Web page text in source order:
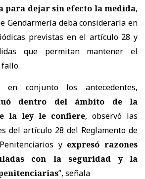
para dejar sin efecto la medida,
Gendarmería deba considerarla en
previstas en el artículo 28 y
que permitan mantener el
en conjunto los antecedentes,
dentro del ámbito de la
la ley le confiere, observó las
del artículo 28 del Reglamento de
y expresó razones
con la seguridad y la
”, señala